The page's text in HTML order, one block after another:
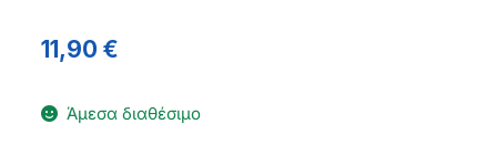
11,90€
Άμεσα διαθέσιμο